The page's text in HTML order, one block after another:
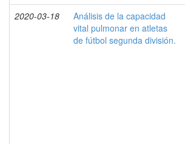
2020-03-18
Análisis de la capacidad
vital pulmonar en atletas
de fútbol segunda división.